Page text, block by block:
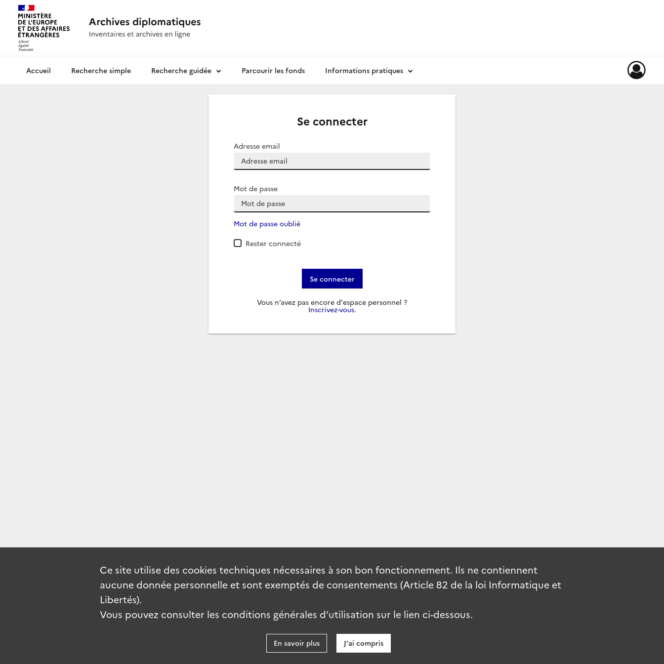
Archives diplomatiquesRecherche simple Recherche guidée Parcourir les fonds Informations pratiques
Se connecter
Adresse email
Mot de passe
Mot de passe oublié
Rester connecté
Se connecter
Vous n’avez pas encore d'espace personnel ?
Inscrivez-vous.
Ce site utilise des cookies techniques nécessaires à son bon fonctionnement. Ils ne contiennent
aucune donnée personnelle et sont exemptés de consentements (Article 82 de la loi Informatique et
Libertés).
Vous pouvez consulter les conditions générales d’utilisation sur le lien ci-dessous.
En savoir plus J'ai compris